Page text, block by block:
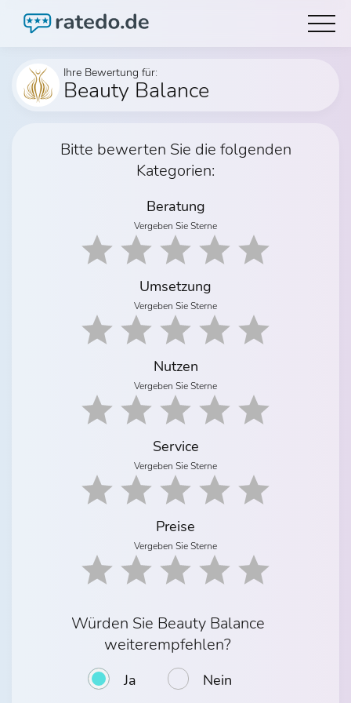
Ihre Bewertung für:
Beauty Balance
Bitte bewerten Sie die folgenden
Kategorien:
Beratung
Vergeben Sie Sterne
Umsetzung
Vergeben Sie Sterne
Nutzen
Vergeben Sie Sterne
Service
Vergeben Sie Sterne
Preise
Vergeben Sie Sterne
Würden Sie Beauty Balance
weiterempfehlen?
Ja Nein